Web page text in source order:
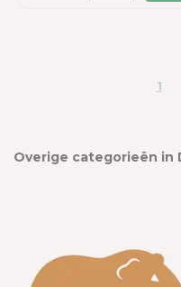
1
Overige categorieën in